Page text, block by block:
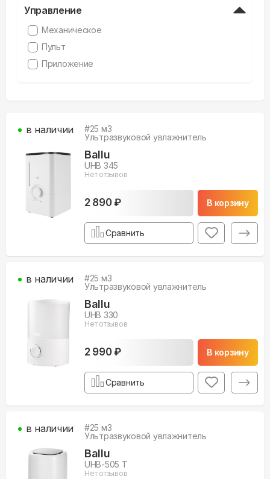
Управление
Механическое
Пульт
Приложение
#25 м3
Ультразвуковой увлажнитель
Ballu
UHB 345
Нет отзывов
2 890 ₽ В корзину
в наличии
Сравнить
#25 м3
Ультразвуковой увлажнитель
Ballu
UHB 330
Нет отзывов
2 990 ₽ В корзину
в наличии
Сравнить
#25 м3
Ультразвуковой увлажнитель
Ballu
UHB-505 T
Нет отзывов
в наличии